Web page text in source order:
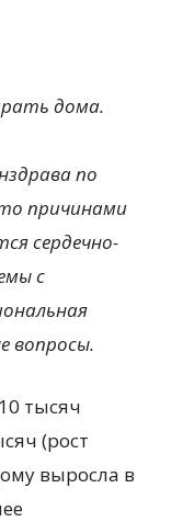
дома.
по
причинами
сердечно-
с
вопросы.
тысяч
(рост
выросла в